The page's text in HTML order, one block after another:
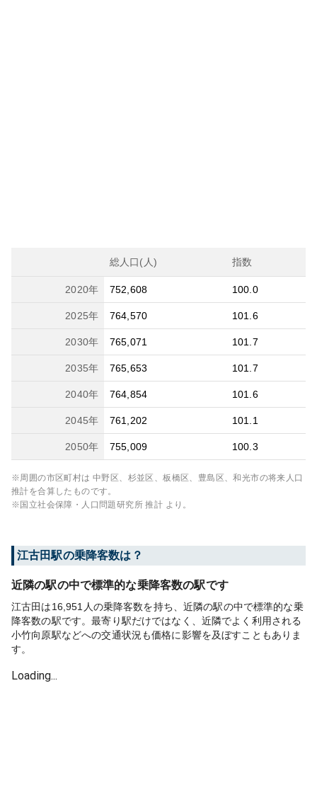
総人口(人) 指数
2020年 752,608 100.0
2025年 764,570 101.6
2030年 765,071 101.7
2035年 765,653 101.7
2040年 764,854 101.6
2045年 761,202 101.1
2050年 755,009 100.3
※周囲の市区町村は 中野区、杉並区、板橋区、豊島区、和光市の将来人口
推計を合算したものです。
※国立社会保障・人口問題研究所 推計 より。
江古田駅の乗降客数は？
近隣の駅の中で標準的な乗降客数の駅です
江古田は16,951人の乗降客数を持ち、近隣の駅の中で標準的な乗
降客数の駅です。最寄り駅だけではなく、近隣でよく利用される
小竹向原駅などへの交通状況も価格に影響を及ぼすこともありま
す。
Loading...